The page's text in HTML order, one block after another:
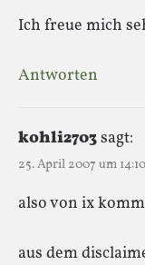
Ich freue mich
Antworten
kohli2703sagt:
25. April 2007 um
also von ix
aus dem